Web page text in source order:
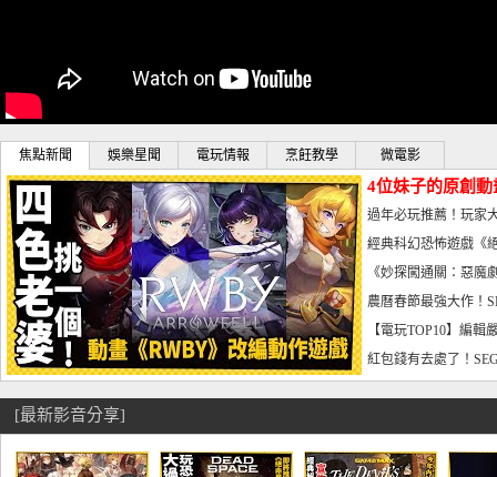
焦點新聞 娛樂星聞 電玩情報 烹飪教學 微電影
4位妹子的原創
曝光_電玩宅速配
過年必玩推薦！玩家
宅速配20230126
經典科幻恐怖遊戲《
懼體驗-電玩宅速配
《妙探闖通關：惡
到!!-電玩宅速配
農曆春節最強大作！
電玩宅速配20230123
【電玩TOP10】編
了，封面圖直接雷你
紅包錢有去處了！
宅速配20230119
[最新影音分享]